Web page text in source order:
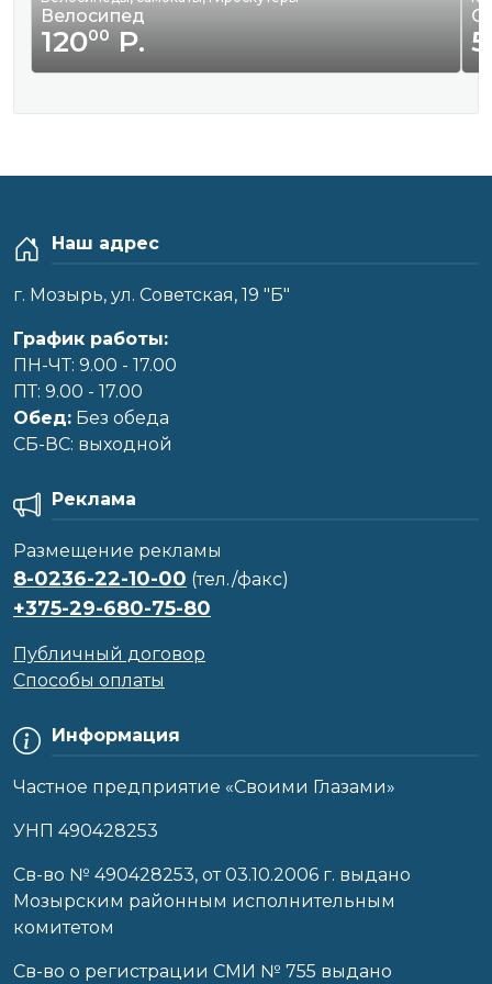
Велосипед
12000Р.
Наш адрес
г. Мозырь, ул. Советская, 19 "Б"
График работы:
ПН-ЧТ: 9.00 - 17.00
ПТ: 9.00 - 17.00
Обед: Без обеда
CБ-ВС: выходной
Информация
Частное предприятие «Своими Глазами»
УНП 490428253
Cв-во № 490428253, от 03.10.2006 г. выдано
Мозырским районным исполнительным
комитетом
Св-во о регистрации СМИ № 755 выдано
Реклама
Размещение рекламы
8-0236-22-10-00 (тел./факс)
+375-29-680-75-80
Публичный договор
Способы оплаты